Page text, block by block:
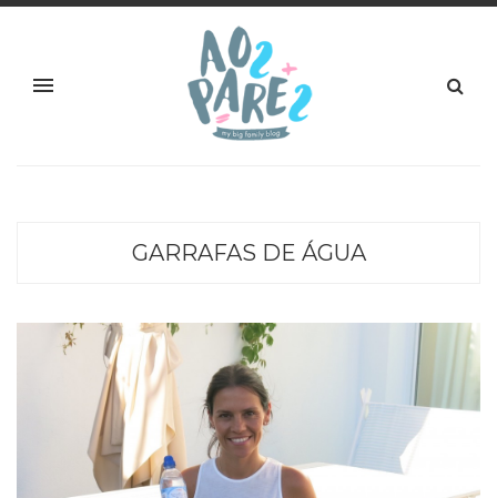
GARRAFAS DE ÁGUA